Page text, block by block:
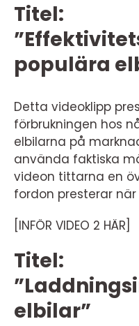
Titel:
populära
Detta videoklipp
förbrukningen hos
elbilarna på
använda faktiska
videon tittarna en
fordon presterar
[INFÖR VIDEO 2 HÄR]
Titel:
elbilar”